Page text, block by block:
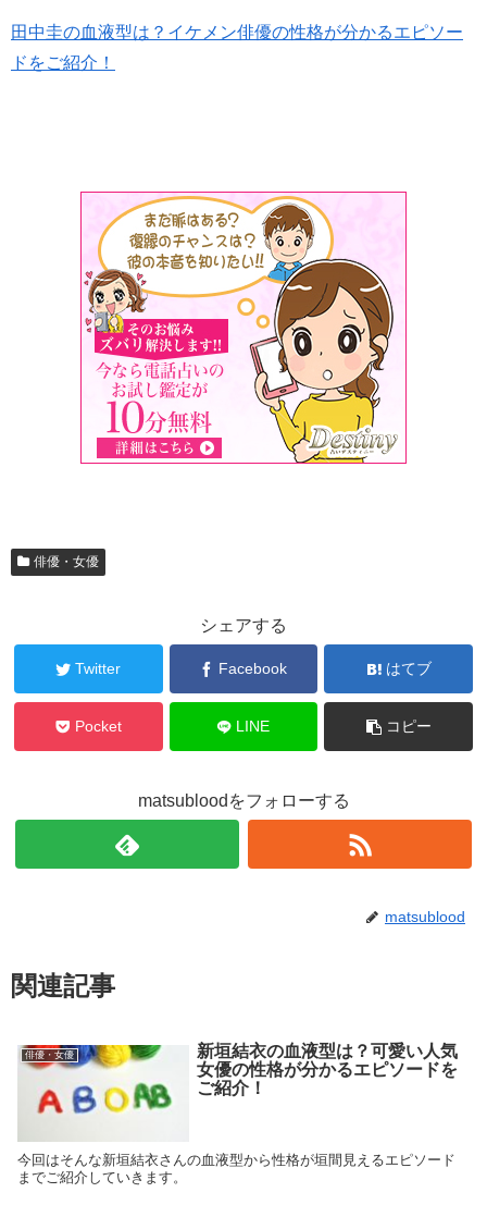
田中圭の血液型は？イケメン俳優の性格が分かるエピソー
ドをご紹介！
俳優・女優
シェアする
Twitter Facebook はてブ
Pocket LINE コピー
matsubloodをフォローする
matsublood
関連記事
俳優・女優
新垣結衣の血液型は？可愛い人気
女優の性格が分かるエピソードを
ご紹介！
今回はそんな新垣結衣さんの血液型から性格が垣間見えるエピソード
までご紹介していきます。